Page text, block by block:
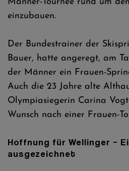
einzubauen.
Der Bundestrainer der
Bauer, hatte angeregt, am
der Männer ein Frauen-
Auch die 23 Jahre alte
Olympiasiegerin Carina
Wunsch nach einer Frauen-
Hoffnung für Wellinger –
ausgezeichnet